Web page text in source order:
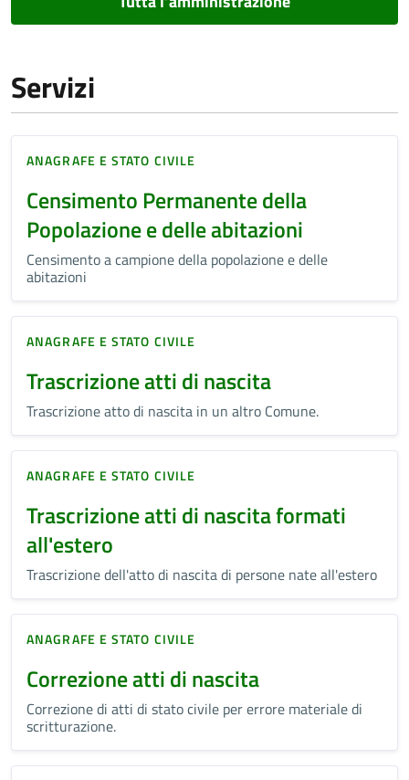
Servizi
ANAGRAFE E STATO CIVILE
Censimento Permanente della
Popolazione e delle abitazioni
Censimento a campione della popolazione e delle
abitazioni
ANAGRAFE E STATO CIVILE
Trascrizione atti di nascita
Trascrizione atto di nascita in un altro Comune.
ANAGRAFE E STATO CIVILE
Trascrizione atti di nascita formati
all'estero
Trascrizione dell'atto di nascita di persone nate all'estero
ANAGRAFE E STATO CIVILE
Correzione atti di nascita
Correzione di atti di stato civile per errore materiale di
scritturazione.